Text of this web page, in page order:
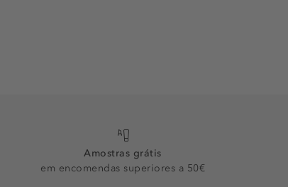
Amostras grátis
em encomendas superiores a 50€